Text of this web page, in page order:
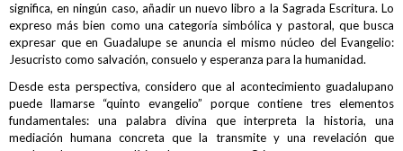
significa, en ningún caso, añadir un nuevo libro a la Sagrada Escritura. Lo
expreso más bien como una categoría simbólica y pastoral, que busca
expresar que en Guadalupe se anuncia el mismo núcleo del Evangelio:
Jesucristo como salvación, consuelo y esperanza para la humanidad.
Desde esta perspectiva, considero que al acontecimiento guadalupano
puede llamarse “quinto evangelio” porque contiene tres elementos
fundamentales: una palabra divina que interpreta la historia, una
mediación humana concreta que la transmite y una revelación que